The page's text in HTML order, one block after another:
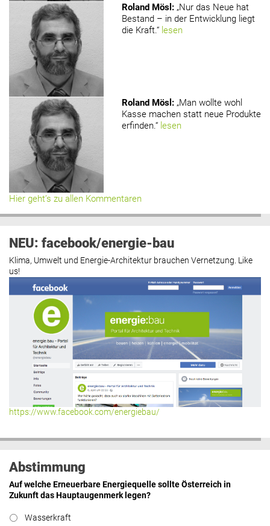
Roland Mösl : „Nur das Neue hat
Bestand – in der Entwicklung liegt
die Kraft.“ lesen
Roland Mösl : „Man wollte wohl
Kasse machen statt neue Produkte
erfinden.“ lesen
Hier geht’s zu allen Kommentaren
NEU: facebook/energie-bau
Klima, Umwelt und Energie-Architektur brauchen Vernetzung. Like
us!
https://www.facebook.com/energiebau/
Abstimmung
Auf welche Erneuerbare Energiequelle sollte Österreich in
Zukunft das Hauptaugenmerk legen?
Wasserkraft